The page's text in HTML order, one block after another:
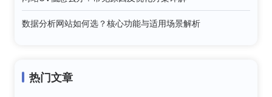
数据分析网站如何选？核心功能与适用场景解析
热门文章